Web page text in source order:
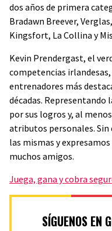
dos años de primera
Bradawn Breever,
Kingsfort, La Collina y
Kevin Prendergast, el
competencias
entrenadores más
décadas.
por sus logros y, al
atributos personales. Sin
las mismas y
muchos amigos.
Juega, gana y cobra
SÍGUENOS EN